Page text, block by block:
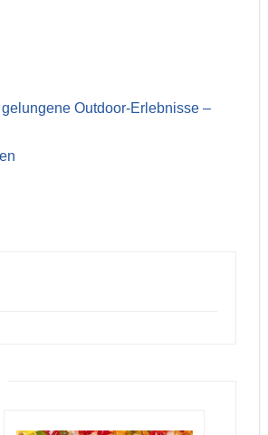
Outdoor-Erlebnisse –